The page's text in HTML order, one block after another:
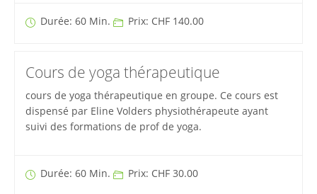
Durée: 60 Min. Prix: CHF 140.00
Cours de yoga thérapeutique
cours de yoga thérapeutique en groupe. Ce cours est
dispensé par Eline Volders physiothérapeute ayant
suivi des formations de prof de yoga.
Durée: 60 Min. Prix: CHF 30.00